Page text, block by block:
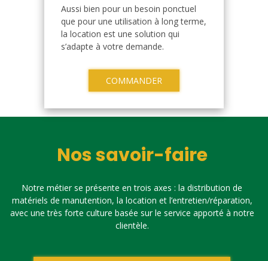
Aussi bien pour un besoin ponctuel
que pour une utilisation à long terme,
la location est une solution qui
s’adapte à votre demande.
COMMANDER
Nos savoir-faire
Notre métier se présente en trois axes : la distribution de
matériels de manutention, la location et l’entretien/réparation,
avec une très forte culture basée sur le service apporté à notre
clientèle.